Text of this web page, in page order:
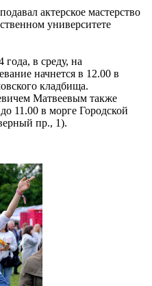
актерское мастерство
университете
года, в среду, на
начнется в 12.00 в
кладбища.
Матвеевым также
11.00 в морге Городской
пр., 1).